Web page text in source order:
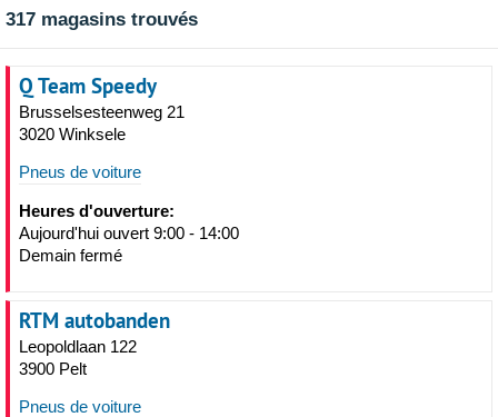
317 magasins trouvés
Q Team Speedy
Brusselsesteenweg 21
3020 Winksele
Pneus de voiture
Heures d'ouverture:
Aujourd'hui ouvert 9:00 - 14:00
Demain fermé
RTM autobanden
Leopoldlaan 122
3900 Pelt
Pneus de voiture